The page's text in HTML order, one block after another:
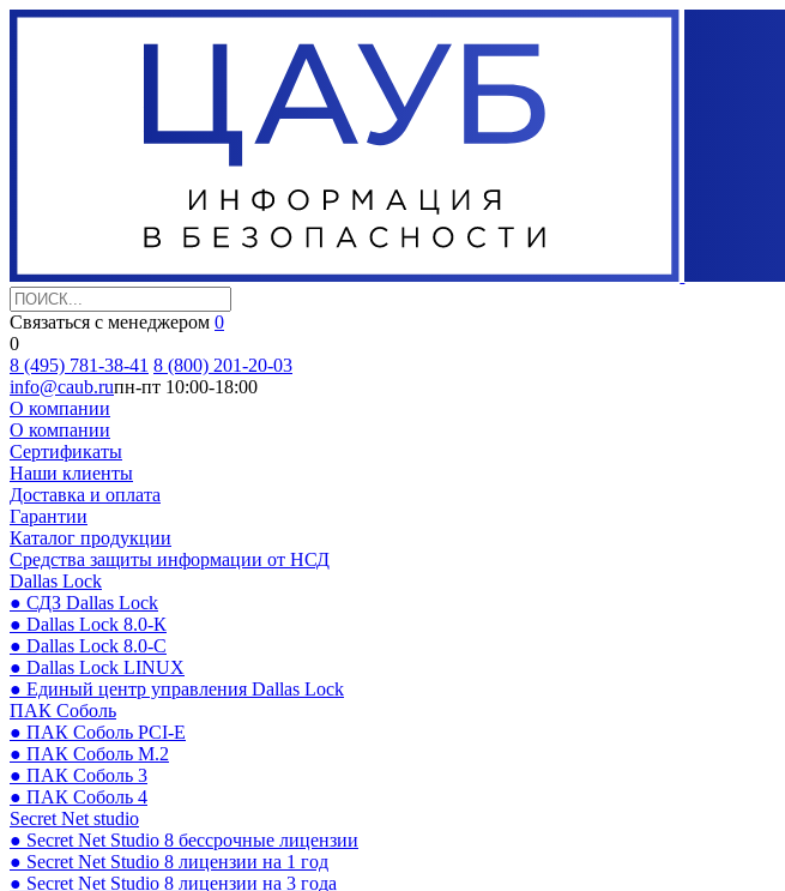
Связаться с менеджером 0
0
8 (495) 781-38-41 8 (800) 201-20-03
info@caub.ruпн-пт 10:00-18:00
О компании
О компании
Сертификаты
Наши клиенты
Доставка и оплата
Гарантии
Каталог продукции
Средства защиты информации от НСД
Dallas Lock
● СДЗ Dallas Lock
● Dallas Lock 8.0-К
● Dallas Lock 8.0-С
● Dallas Lock LINUX
● Единый центр управления Dallas Lock
ПАК Соболь
● ПАК Соболь PCI-E
● ПАК Соболь М.2
● ПАК Соболь 3
● ПАК Соболь 4
Secret Net studio
● Secret Net Studio 8 бессрочные лицензии
● Secret Net Studio 8 лицензии на 1 год
● Secret Net Studio 8 лицензии на 3 года